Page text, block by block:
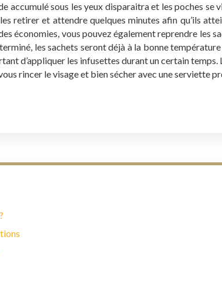
sous les yeux disparaitra et les poches
retirer et attendre quelques minutes afin qu’ils
économies, vous pouvez également reprendre les
les sachets seront déjà à la bonne
d’appliquer les infusettes durant un certain
rincer le visage et bien sécher avec une serviette